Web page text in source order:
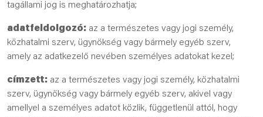
tagállami jog is meghatározhatja;
adatfeldolgozó: az a természetes vagy jogi személy,
közhatalmi szerv, ügynökség vagy bármely egyéb szerv,
amely az adatkezelő nevében személyes adatokat kezel;
címzett: az a természetes vagy jogi személy, közhatalmi
szerv, ügynökség vagy bármely egyéb szerv, akivel vagy
amellyel a személyes adatot közlik, függetlenül attól, hogy